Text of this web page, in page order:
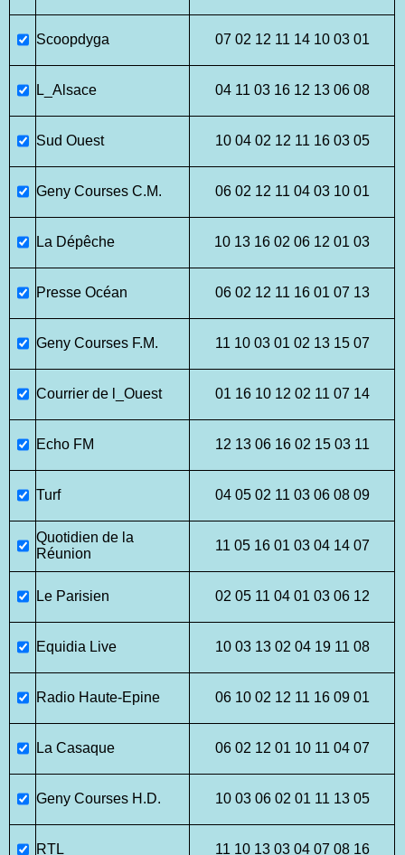
Scoopdyga 07 02 12 11 14 10 03 01
L_Alsace 04 11 03 16 12 13 06 08
Sud Ouest 10 04 02 12 11 16 03 05
Geny Courses C.M. 06 02 12 11 04 03 10 01
La Dépêche 10 13 16 02 06 12 01 03
Presse Océan 06 02 12 11 16 01 07 13
Geny Courses F.M. 11 10 03 01 02 13 15 07
Courrier de l_Ouest 01 16 10 12 02 11 07 14
Echo FM 12 13 06 16 02 15 03 11
Turf 04 05 02 11 03 06 08 09
Quotidien de la
Réunion
11 05 16 01 03 04 14 07
Le Parisien 02 05 11 04 01 03 06 12
Equidia Live 10 03 13 02 04 19 11 08
Radio Haute-Epine 06 10 02 12 11 16 09 01
La Casaque 06 02 12 01 10 11 04 07
Geny Courses H.D. 10 03 06 02 01 11 13 05
RTL 11 10 13 03 04 07 08 16